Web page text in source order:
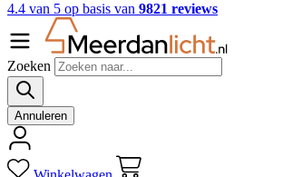
4.4 van 5 op basis van 9821 reviews
Zoeken
Annuleren